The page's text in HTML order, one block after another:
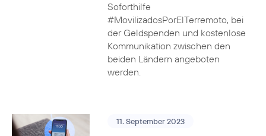
Soforthilfe
#MovilizadosPorElTerremoto, bei
der Geldspenden und kostenlose
Kommunikation zwischen den
beiden Ländern angeboten
werden.
11. September 2023